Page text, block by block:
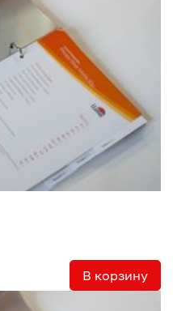
В корзину